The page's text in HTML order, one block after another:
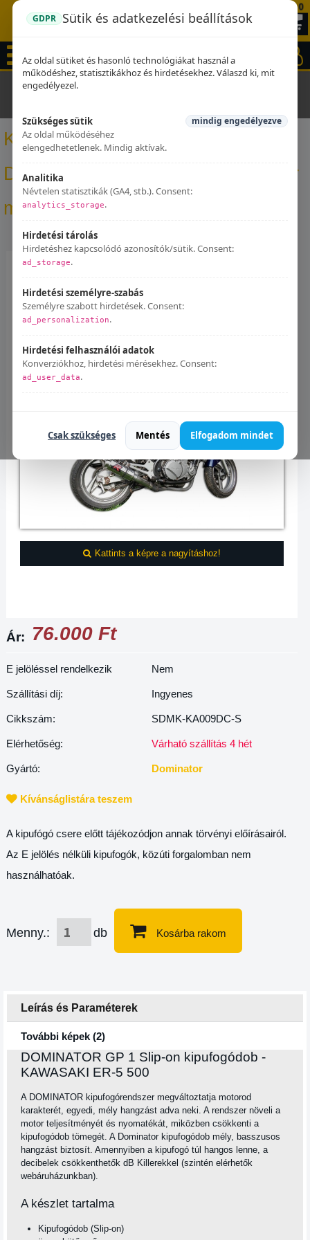
GDPR Sütik és adatkezelési beállítások
Az oldal sütiket és hasonló technológiákat használ a
működéshez, statisztikákhoz és hirdetésekhez. Válaszd ki, mit
engedélyezel.
Szükséges sütik
Az oldal működéséhez
elengedhetetlenek. Mindig aktívak.
mindig engedélyezve
Analitika
Névtelen statisztikák (GA4, stb.). Consent:
analytics_storage.
Hirdetési tárolás
Hirdetéshez kapcsolódó azonosítók/sütik. Consent:
ad_storage.
Hirdetési személyre-szabás
Személyre szabott hirdetések. Consent:
ad_personalization.
Hirdetési felhasználói adatok
Konverziókhoz, hirdetési mérésekhez. Consent:
ad_user_data.
Csak szükséges Mentés Elfogadom mindet
0
Kezdőlap Dominator kipufogók
Kawasaki ER 5 500 1996 - 2006
Dominator kipufogó GP1 + dB killer
medium
Kattints a képre a nagyításhoz!
Ár: 76.000 Ft
E jelöléssel rendelkezik Nem
Szállítási díj: Ingyenes
Cikkszám: SDMK-KA009DC-S
Elérhetőség: Várható szállítás 4 hét
Gyártó: Dominator
Kívánságlistára teszem
A kipufógó csere előtt tájékozódjon annak törvényi előírásairól.
Az E jelölés nélküli kipufogók, közúti forgalomban nem
használhatóak.
Menny.: db Kosárba rakom
Leírás és Paraméterek
További képek (2)
DOMINATOR GP 1 Slip-on kipufogódob -
KAWASAKI ER-5 500
A DOMINATOR kipufogórendszer megváltoztatja motorod
karakterét, egyedi, mély hangzást adva neki. A rendszer növeli a
motor teljesítményét és nyomatékát, miközben csökkenti a
kipufogódob tömegét. A Dominator kipufogódob mély, basszusos
hangzást biztosít. Amennyiben a kipufogó túl hangos lenne, a
decibelek csökkenthetők dB Killerekkel (szintén elérhetők
webáruházunkban).
A készlet tartalma
Kipufogódob (Slip-on)